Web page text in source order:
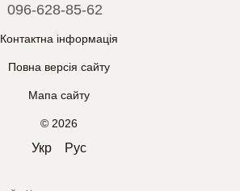
096-628-85-62
Контактна інформація
Повна версія сайту
Мапа сайту
© 2026
Укр Рус